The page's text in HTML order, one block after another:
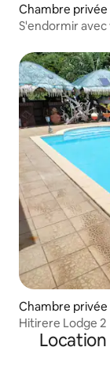
Chambre privée
S'endormir
Chambre privée
Hitirere Lodge 2